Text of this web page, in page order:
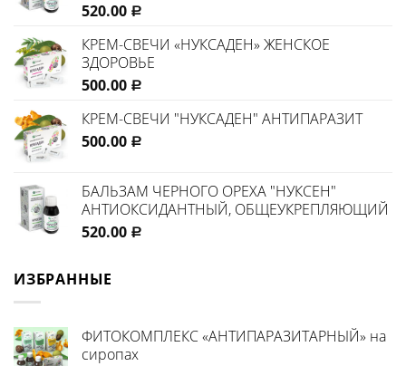
520.00 Р
КРЕМ-СВЕЧИ «НУКСАДЕН» ЖЕНСКОЕ
ЗДОРОВЬЕ
500.00 Р
КРЕМ-СВЕЧИ "НУКСАДЕН" АНТИПАРАЗИТ
500.00 Р
БАЛЬЗАМ ЧЕРНОГО ОРЕХА "НУКСЕН"
АНТИОКСИДАНТНЫЙ, ОБЩЕУКРЕПЛЯЮЩИЙ
520.00 Р
ИЗБРАННЫЕ
ФИТОКОМПЛЕКС «АНТИПАРАЗИТАРНЫЙ» на
сиропах